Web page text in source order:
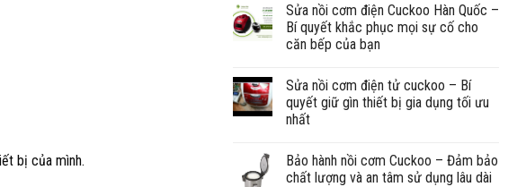
bị của mình.
Sửa nồi cơm điện Cuckoo Hàn Quốc –
Bí quyết khắc phục mọi sự cố cho
căn bếp của bạn
Sửa nồi cơm điện tử cuckoo – Bí
quyết giữ gìn thiết bị gia dụng tối ưu
nhất
Bảo hành nồi cơm Cuckoo – Đảm bảo
chất lượng và an tâm sử dụng lâu dài